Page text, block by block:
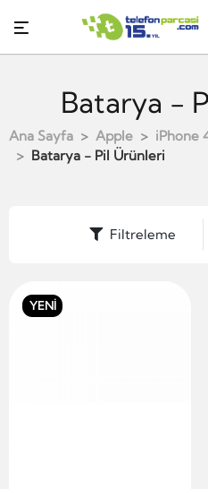
Batarya -
Ana Sayfa Apple
iPhone
Batarya - Pil Ürünleri
Filtreleme
YENİ